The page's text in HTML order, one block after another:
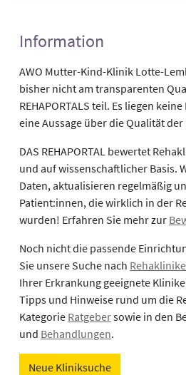
Information
AWO Mutter-Kind-Klinik Lotte-
bisher nicht am transparenten
REHAPORTALS teil. Es liegen
eine Aussage über die Qualität
DAS REHAPORTAL bewertet
und auf wissenschaftlicher Basis.
Daten, aktualisieren regelmäßig
Patient:innen, die wirklich in der
wurden! Erfahren Sie mehr zur
Noch nicht die passende
Sie unsere Suche nach
Ihrer Erkrankung geeignete
Tipps und Hinweise rund um die
Kategorie Ratgebersowie in den
und Behandlungen.
Neue Kliniksuche